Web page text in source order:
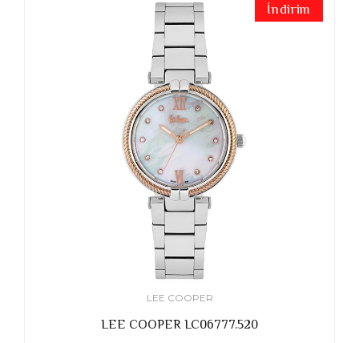
İndirim
LEE COOPER
LEE COOPER LC06777.520